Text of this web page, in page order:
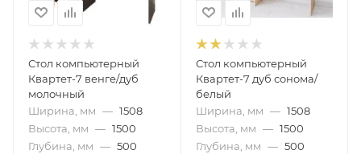
Стол компьютерный
Квартет-7 венге/дуб
молочный
Ширина, мм — 1508
Высота, мм — 1500
Глубина, мм — 500
Стол компьютерный
Квартет-7 дуб сонома/
белый
Ширина, мм — 1508
Высота, мм — 1500
Глубина, мм — 500